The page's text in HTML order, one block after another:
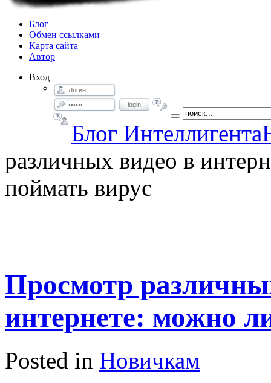
Блог
Обмен ссылками
Карта сайта
Автор
Вход
login
Блог Интеллигента
различных видео в
поймать вирус
Просмотр
интернете: можно
Posted in Новичкам